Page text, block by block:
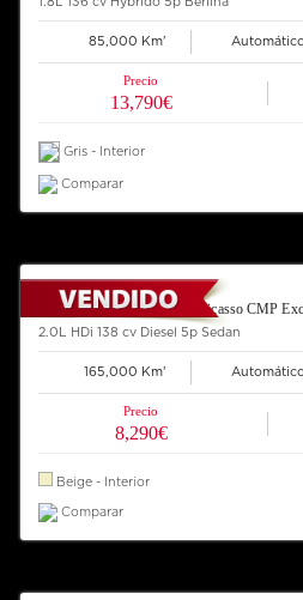
85,000 Km'
Precio
13,790€
Gris - Interior
Comparar
2007 CITROEN Grand C4 Picasso CMP
2.0L HDi 138 cv Diesel 5p Sedan
165,000 Km'
Precio
8,290€
Beige - Interior
Comparar